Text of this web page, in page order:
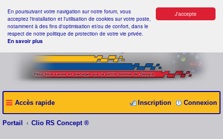
J'accepte
En poursuivant votre navigation sur notre forum, vous
acceptez l'installation et l'utilisation de cookies sur votre poste,
notamment à des fins d'optimisation et/ou de confort, dans le
respect de notre politique de protection de votre vie privée.
En savoir plus
Accès rapide Connexion
Inscription
Portail Clio RS Concept ®